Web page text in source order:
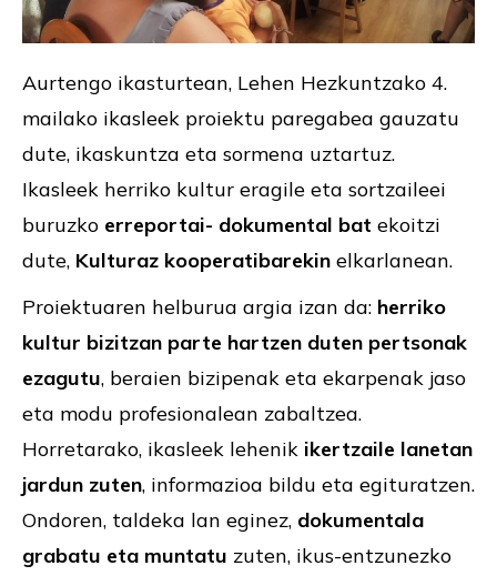
Aurtengo ikasturtean, Lehen Hezkuntzako 4.
mailako ikasleek proiektu paregabea gauzatu
dute, ikaskuntza eta sormena uztartuz.
Ikasleek herriko kultur eragile eta sortzaileei
buruzko erreportai- dokumental bat ekoitzi
dute, Kulturaz kooperatibarekin elkarlanean.
Proiektuaren helburua argia izan da: herriko
kultur bizitzan parte hartzen duten pertsonak
ezagutu, beraien bizipenak eta ekarpenak jaso
eta modu profesionalean zabaltzea.
Horretarako, ikasleek lehenik ikertzaile lanetan
jardun zuten, informazioa bildu eta egituratzen.
Ondoren, taldeka lan eginez, dokumentala
grabatu eta muntatu zuten, ikus-entzunezko